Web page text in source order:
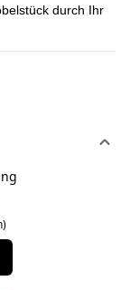
durch Ihr